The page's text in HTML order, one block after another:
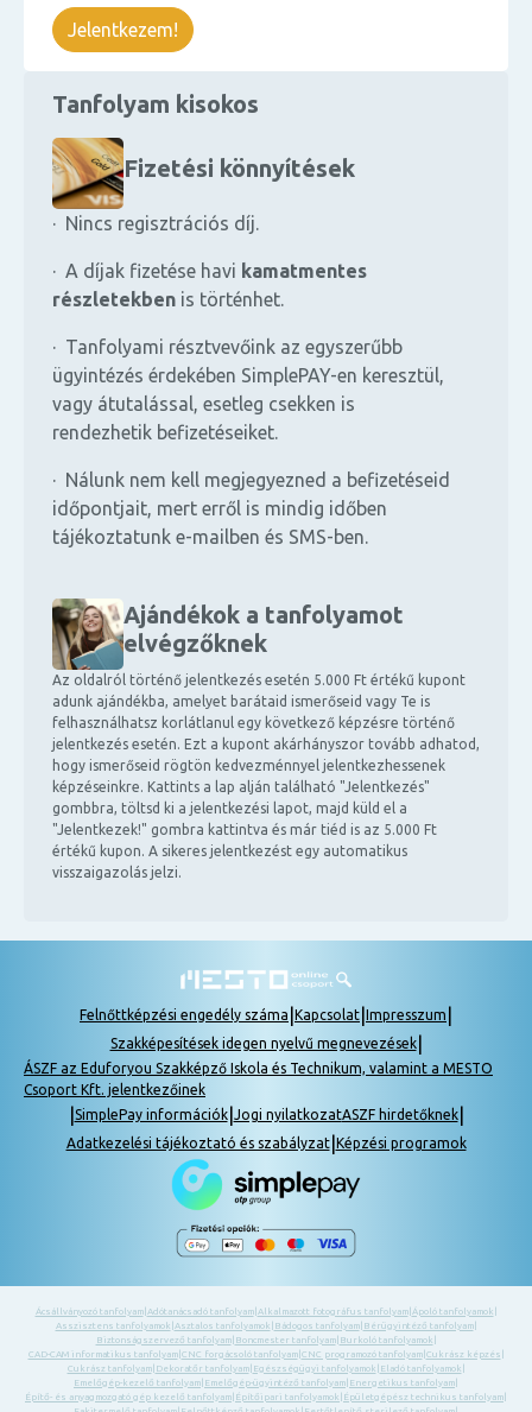
Tanfolyam kisokos
Fizetési könnyítések
· Nincs regisztrációs díj.
· A díjak fizetése havi kamatmentes
részletekben is történhet.
· Tanfolyami résztvevőink az egyszerűbb
ügyintézés érdekében SimplePAY-en keresztül,
vagy átutalással, esetleg csekken is
rendezhetik befizetéseiket.
· Nálunk nem kell megjegyezned a befizetéseid
időpontjait, mert erről is mindig időben
tájékoztatunk e-mailben és SMS-ben.
Ajándékok a tanfolyamot
elvégzőknek
Az oldalról történő jelentkezés esetén 5.000 Ft értékű kupont
adunk ajándékba, amelyet barátaid ismerőseid vagy Te is
felhasználhatsz korlátlanul egy következő képzésre történő
jelentkezés esetén. Ezt a kupont akárhányszor tovább adhatod,
hogy ismerőseid rögtön kedvezménnyel jelentkezhessenek
képzéseinkre. Kattints a lap alján található "Jelentkezés"
gombbra, töltsd ki a jelentkezési lapot, majd küld el a
"Jelentkezek!" gombra kattintva és már tiéd is az 5.000 Ft
értékű kupon. A sikeres jelentkezést egy automatikus
visszaigazolás jelzi.
Jelentkezem!
Felnőttképzési engedély száma Kapcsolat Impresszum
Szakképesítések idegen nyelvű megnevezések|
ÁSZF az Eduforyou Szakképző Iskola és Technikum, valamint a MESTO
Csoport Kft. jelentkezőinek
SimplePay információk| Jogi nyilatkozatASZF hirdetőknek|
Adatkezelési tájékoztató és szabályzat| Képzési programok
Ácsállványozó tanfolyam| Adótanácsadó tanfolyam| Alkalmazott fotográfus tanfolyam| Ápoló tanfolyamok
Asszisztens tanfolyamok Asztalos tanfolyamok Bádogos tanfolyam| Bérügyintéző tanfolyam|
Biztonságszervező tanfolyam| Boncmester tanfolyam| Burkoló tanfolyamok
CAD-CAM informatikus tanfolyam| CNC forgácsoló tanfolyam| CNC programozó tanfolyam| Cukrász képzés
Cukrász tanfolyam| Dekoratőr tanfolyam| Egészségügyi tanfolyamok Eladó tanfolyamok
Emelőgép-kezelő tanfolyam Emelőgép-ügyintéző tanfolyam Energetikus tanfolyam
Építő- és anyagmozgató gép kezelő tanfolyam Építőipari tanfolyamok Épületgépész technikus tanfolyam